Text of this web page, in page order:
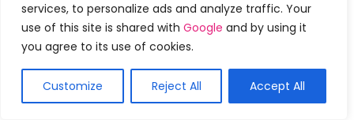
services, to personalize ads and analyze traffic. Your
use of this site is shared with Google and by using it
you agree to its use of cookies.
Customize Reject All Accept All
DEIXE UMA RESPOSTA